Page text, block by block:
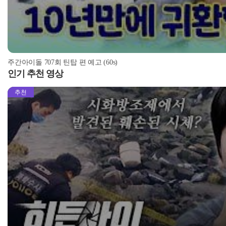
주간아이돌 707회 틴탑 편 예고 (60s)
인기 추천 영상
추천